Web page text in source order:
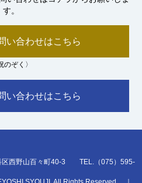
す。
い合わせはこちら
ぞく〉
い合わせはこちら
区西野山百々町40-3 TEL.（075）595-